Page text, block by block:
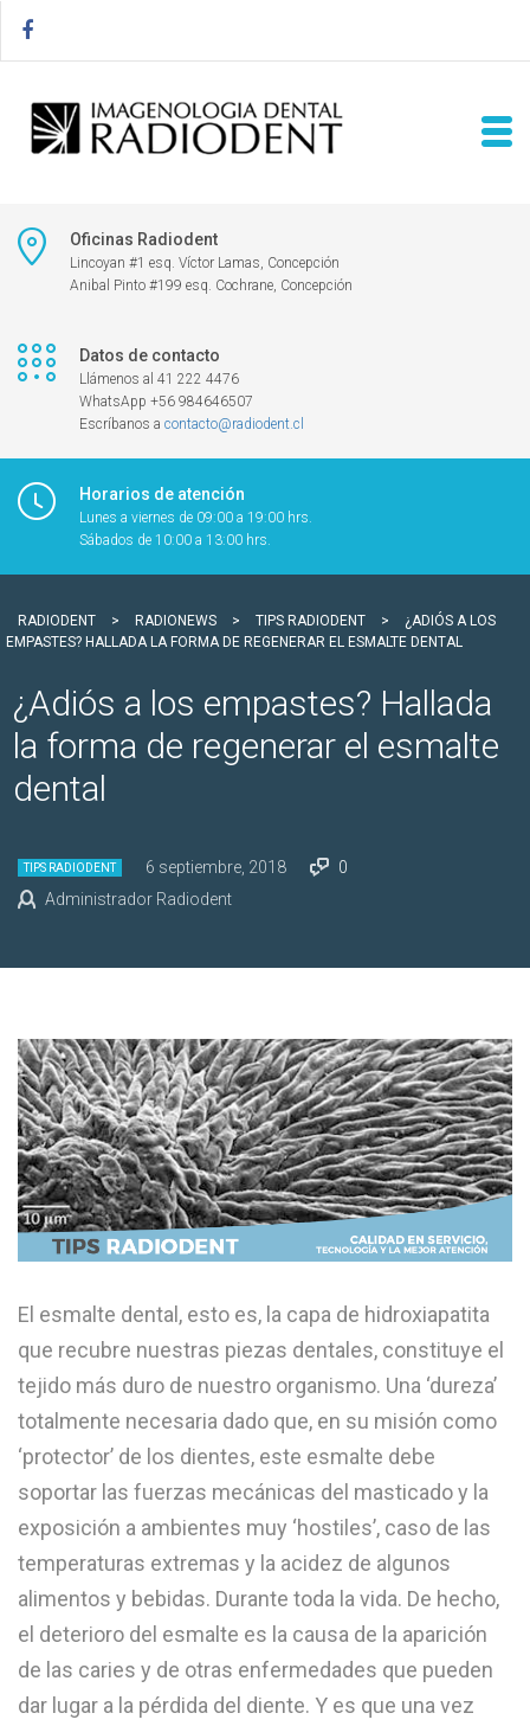
Oficinas Radiodent
Lincoyan #1 esq. Víctor Lamas, Concepción
Anibal Pinto #199 esq. Cochrane, Concepción
Datos de contacto
Llámenos al 41 222 4476
WhatsApp +56 984646507
Escríbanos a contacto@radiodent.cl
Horarios de atención
Lunes a viernes de 09:00 a 19:00 hrs.
Sábados de 10:00 a 13:00 hrs.
RADIODENT > RADIONEWS > TIPS RADIODENT >
¿ADIÓS A LOS
EMPASTES? HALLADA LA FORMA DE REGENERAR EL ESMALTE DENTAL
¿Adiós a los empastes? Hallada
la forma de regenerar el esmalte
dental
TIPS RADIODENT 6 septiembre, 2018
0
Administrador Radiodent
El esmalte dental, esto es, la capa de hidroxiapatita
que recubre nuestras piezas dentales, constituye el
tejido más duro de nuestro organismo. Una ‘dureza’
totalmente necesaria dado que, en su misión como
‘protector’ de los dientes, este esmalte debe
soportar las fuerzas mecánicas del masticado y la
exposición a ambientes muy ‘hostiles’, caso de las
temperaturas extremas y la acidez de algunos
alimentos y bebidas. Durante toda la vida. De hecho,
el deterioro del esmalte es la causa de la aparición
de las caries y de otras enfermedades que pueden
dar lugar a la pérdida del diente. Y es que una vez